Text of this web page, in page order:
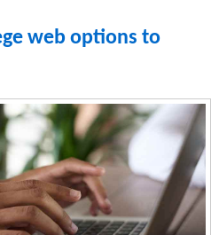
web options to